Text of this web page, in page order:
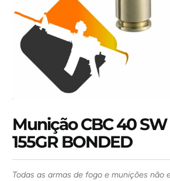
Munição CBC 40
155GR BONDED
Todas as armas de fogo e munições não